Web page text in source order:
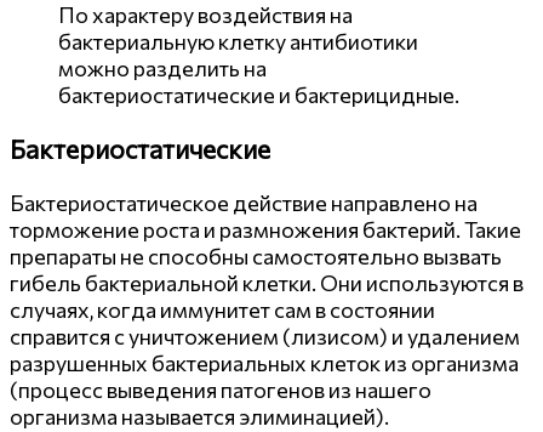
По характеру воздействия на
бактериальную клетку антибиотики
можно разделить на
бактериостатические и бактерицидные.
Бактериостатические
Бактериостатическое действие направлено на
торможение роста и размножения бактерий. Такие
препараты не способны самостоятельно вызвать
гибель бактериальной клетки. Они используются в
случаях, когда иммунитет сам в состоянии
справится с уничтожением (лизисом) и удалением
разрушенных бактериальных клеток из организма
(процесс выведения патогенов из нашего
организма называется элиминацией).